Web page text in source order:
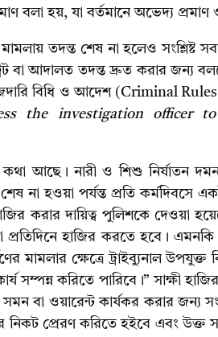
বলা হয়, যা বর্তমানে অভেদ্য প্রমাণ
তদন্ত শেষ না হলেও সংশ্লিষ্ট
বা আদালত তদন্ত দ্রুত করার
বিধি ও আদেশ (Criminal
the investigation officer
আছে। নারী ও শিশু নির্যাতন
না হওয়া পর্যন্ত প্রতি
করার দায়িত্ব পুলিশকে দেওয়া
প্রতিদিনে হাজির করতে হবে।
ক্ষেত্রে ট্রাইব্যুনাল উপযুক্ত
সম্পন্ন করিতে পারিবে।”
বা ওয়ারেন্ট কার্যকর করার জন্য
নিকট প্রেরণ করিতে হইবে এবং উক্ত